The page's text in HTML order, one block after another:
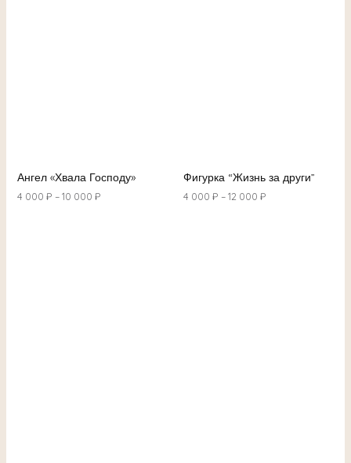
Ангел «Хвала Господу»
4 000 ₽ –10 000 ₽
Фигурка “Жизнь за други”
4 000 ₽ –12 000 ₽